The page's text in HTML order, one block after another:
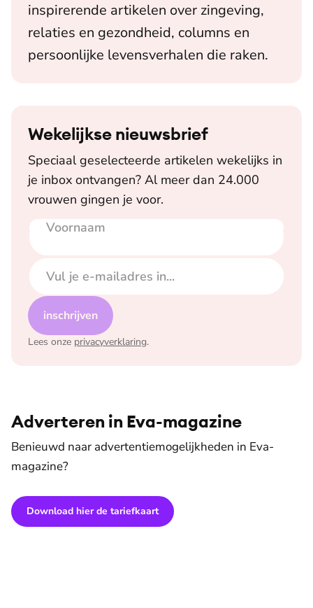
inspirerende artikelen over zingeving,
relaties en gezondheid, columns en
persoonlijke levensverhalen die raken.
Wekelijkse nieuwsbrief
Speciaal geselecteerde artikelen wekelijks in
je inbox ontvangen? Al meer dan 24.000
vrouwen gingen je voor.
Voornaam
E-mailadres
inschrijven
Lees onze privacyverklaring.
Adverteren in Eva-magazine
Benieuwd naar advertentiemogelijkheden in Eva-
magazine?
Download hier de tariefkaart